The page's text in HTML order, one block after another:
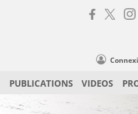
PUBLICATIONS VIDEOS